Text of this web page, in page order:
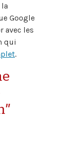
Google
avec les
qui
.